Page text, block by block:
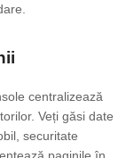
centralizează
Veți găsi date
securitate
paginile în